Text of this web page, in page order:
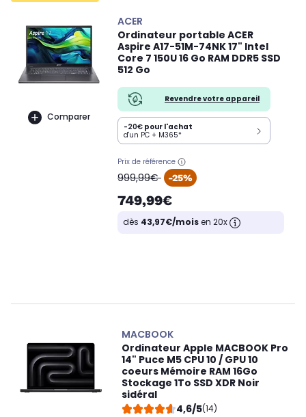
Comparer
ACER
Ordinateur portable ACER
Aspire A17-51M-74NK 17" Intel
Core 7 150U 16 Go RAM DDR5 SSD
512 Go
Revendre votre appareil
-20€ pour l'achat
d'un PC + M365*
Prix de référence
oldPrice
999,99€ -25%
749,99€
dès 43,97€/moisen 20x
MACBOOK
Ordinateur Apple MACBOOK Pro
14" Puce M5 CPU 10 / GPU 10
coeurs Mémoire RAM 16Go
Stockage 1To SSD XDR Noir
sidéral
4,6/5(14)